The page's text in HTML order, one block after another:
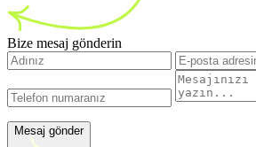
Bize mesaj gönderin
Mesaj gönder